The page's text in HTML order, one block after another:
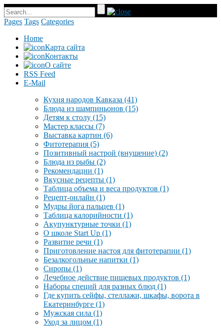
Pages Tags Categories
Home
Карта сайта
Контакты
О сайте
RSS Feed
E-Mail
Кухня народов Кавказа (41)
Блюда из шампиньонов (15)
Детям к столу (15)
Мастер классы (7)
Выставка картин (6)
Фитотерапия (5)
Позитивный настрой (внушение) (2)
Блюда из рыбы (2)
Рекомендации (1)
Вкусные рецепты (1)
Таблица объема и веса продуктов (1)
Рецепт-онлайн (1)
Мудры йога пальцев (1)
Таблица калорийности (1)
Акупунктурные точки (1)
О школе Start Up (1)
Развитие речи (1)
Приготовление настоя для фитотерапии (1)
Безалкогольные напитки (1)
Сиропы (1)
Лечебное действие пищевых продуктов (1)
Наборы специй для разных блюд (1)
Где купить сейфы, стеллажи, шкафы, ворота в
Екатеринбурге (1)
Мужская сила (1)
Уход за лицом (1)